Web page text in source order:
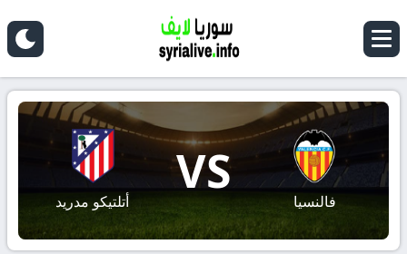
فالنسيا
VS
أتلتيكو مدريد